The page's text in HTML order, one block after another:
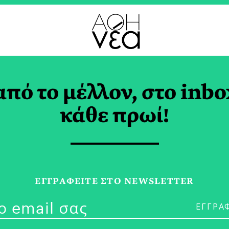
| Ζέφη
το μέλλον, στο
κάθε πρωί!
ΕΓΓPΑΦΕΙΤΕ ΣΤΟ NEWSLETTER